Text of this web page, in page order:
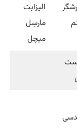
الیزابت
مارسِل
میچل